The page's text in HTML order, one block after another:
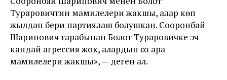
Тураровичтин мамилелери жакшы, алар көп
жылдан бери партиялаш болушкан. Сооронбай
Шарипович тарабынан Болот Тураровичке эч
кандай агрессия жок, алардын өз ара
мамилелери жакшы», — деген ал.